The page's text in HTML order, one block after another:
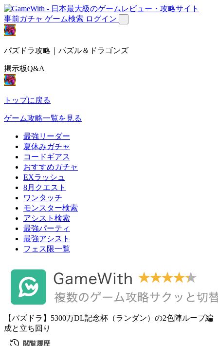
事前ガチャ ゲーム検索 ログイン
パズドラ攻略｜パズル＆ドラゴンズ
掲示板Q&A
トップに戻る
ゲーム攻略一覧を見る
最強リーダー
夏休みガチャ
コードギアス
おすすめガチャ
EXラッシュ
8月クエスト
ワンタッチ
モンスター検索
アシスト検索
最強パーティ
最強アシスト
フェス限一覧
【パズドラ】5300万DL記念杯（ランダン）の2色陣ループ編
成と立ち回り